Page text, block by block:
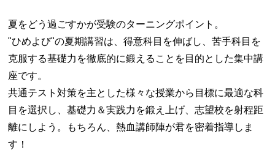
夏をどう過ごすかが受験のターニングポイント。
"ひめよび"の夏期講習は、得意科目を伸ばし、苦手科目を
克服する基礎力を徹底的に鍛えることを目的とした集中講
座です。
共通テスト対策を主とした様々な授業から目標に最適な科
目を選択し、基礎力＆実践力を鍛え上げ、志望校を射程距
離にしよう。もちろん、熱血講師陣が君を密着指導しま
す！